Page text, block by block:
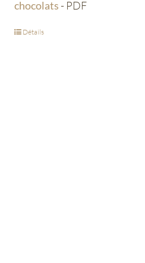
chocolats - PDF
Détails